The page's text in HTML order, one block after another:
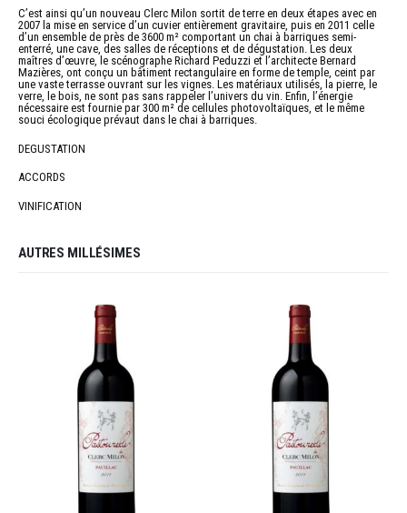
C’est ainsi qu’un nouveau Clerc Milon sortit de terre en deux étapes avec en
2007 la mise en service d’un cuvier entièrement gravitaire, puis en 2011 celle
d’un ensemble de près de 3600 m² comportant un chai à barriques semi-
enterré, une cave, des salles de réceptions et de dégustation. Les deux
maîtres d’œuvre, le scénographe Richard Peduzzi et l’architecte Bernard
Mazières, ont conçu un bâtiment rectangulaire en forme de temple, ceint par
une vaste terrasse ouvrant sur les vignes. Les matériaux utilisés, la pierre, le
verre, le bois, ne sont pas sans rappeler l’univers du vin. Enfin, l’énergie
nécessaire est fournie par 300 m² de cellules photovoltaïques, et le même
souci écologique prévaut dans le chai à barriques.
DEGUSTATION
ACCORDS
VINIFICATION
AUTRES MILLÉSIMES